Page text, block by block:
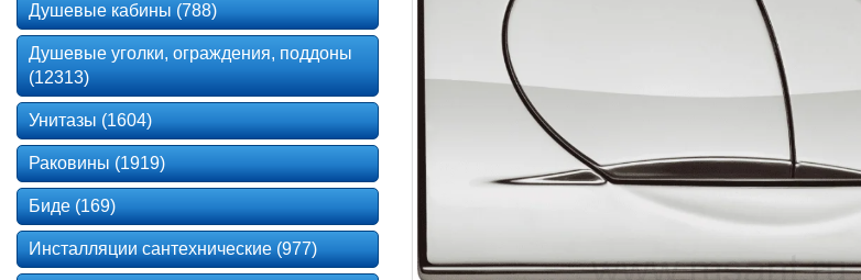
Душевые кабины (788)
Душевые уголки, ограждения, поддоны
(12313)
Унитазы (1604)
Раковины (1919)
Биде (169)
Инсталляции сантехнические (977)